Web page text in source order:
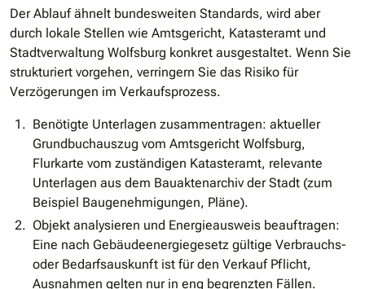
Der Ablauf ähnelt bundesweiten Standards, wird aber
durch lokale Stellen wie Amtsgericht, Katasteramt und
Stadtverwaltung Wolfsburg konkret ausgestaltet. Wenn Sie
strukturiert vorgehen, verringern Sie das Risiko für
Verzögerungen im Verkaufsprozess.
Benötigte Unterlagen zusammentragen: aktueller
Grundbuchauszug vom Amtsgericht Wolfsburg,
Flurkarte vom zuständigen Katasteramt, relevante
Unterlagen aus dem Bauaktenarchiv der Stadt (zum
Beispiel Baugenehmigungen, Pläne).
Objekt analysieren und Energieausweis beauftragen:
Eine nach Gebäudeenergiegesetz gültige Verbrauchs-
oder Bedarfsauskunft ist für den Verkauf Pflicht,
Ausnahmen gelten nur in eng begrenzten Fällen.